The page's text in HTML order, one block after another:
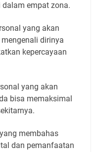
empat zona.
yang akan
dirinya
kepercayaan
yang akan
bisa memaksimal
membahas
dan pemanfaatan